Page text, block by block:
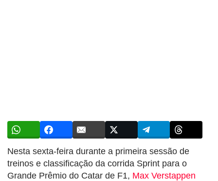
Nesta sexta-feira durante a primeira sessão de
treinos e classificação da corrida Sprint para o
Grande Prêmio do Catar de F1, Max Verstappen